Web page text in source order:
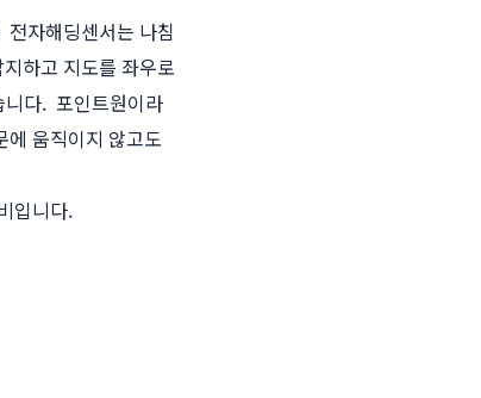
자해딩센서는 나침
하고 지도를 좌우로
니다. 포인트원이라
에 움직이지 않고도
입니다.